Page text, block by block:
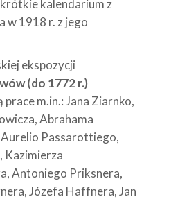
kalendarium z
w 1918 r. z jego
ekspozycji
(do 1772 r.)
m.in.: Jana Ziarnko,
Abrahama
Passarottiego,
Kazimierza
Antoniego Priksnera,
Józefa Haffnera, Jan